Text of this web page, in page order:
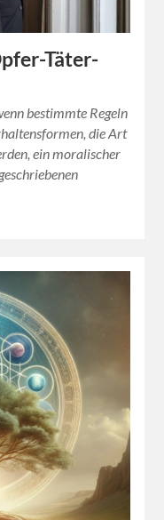
Täter-
bestimmte Regeln
die Art
ein moralischer